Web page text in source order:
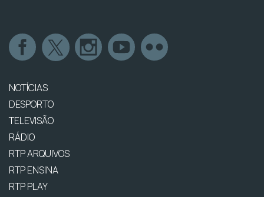
NOTÍCIAS
DESPORTO
TELEVISÃO
RÁDIO
RTP ARQUIVOS
RTP ENSINA
RTP PLAY